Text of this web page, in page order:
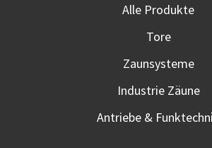
Alle Produkte
Tore
Zaunsysteme
Industrie Zäune
Antriebe &